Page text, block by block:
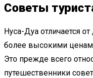
Советы
Нуса-Дуа отличается
более высокими
Это прежде всего
путешественники